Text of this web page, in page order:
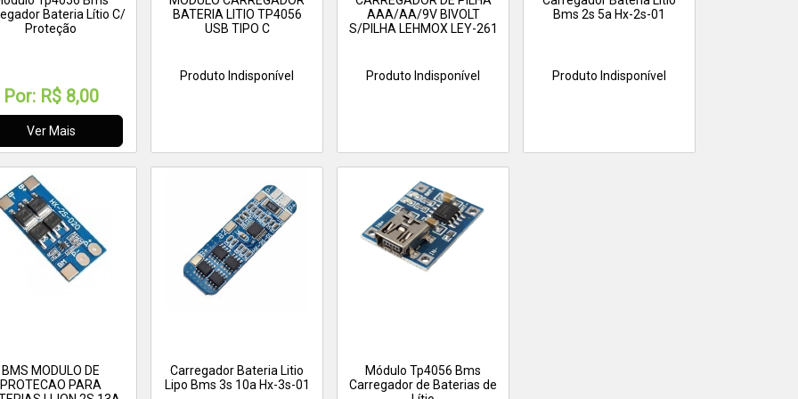
Bateria Lítio C/
Proteção
Por: R$ 8,00
Ver Mais
BATERIA LITIO TP4056
USB TIPO C
Produto Indisponível
AAA/AA/9V BIVOLT
S/PILHA LEHMOX LEY-261
Produto Indisponível
Bms 2s 5a Hx-2s-01
Produto Indisponível
BMS MODULO DE
PROTECAO PARA
Carregador Bateria Litio
Lipo Bms 3s 10a Hx-3s-01
Módulo Tp4056 Bms
Carregador de Baterias de